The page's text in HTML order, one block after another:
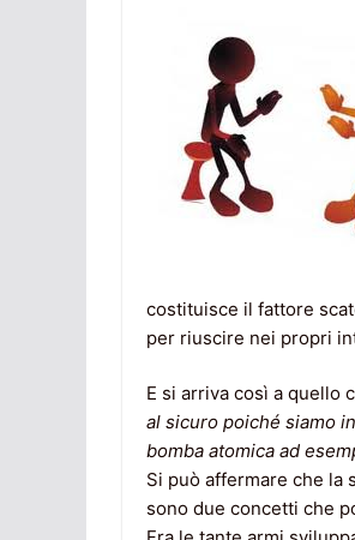
costituisce il fattore
per riuscire nei propri
E si arriva così a quello
al sicuro poiché siamo
bomba atomica ad
Si può affermare che la
sono due concetti che